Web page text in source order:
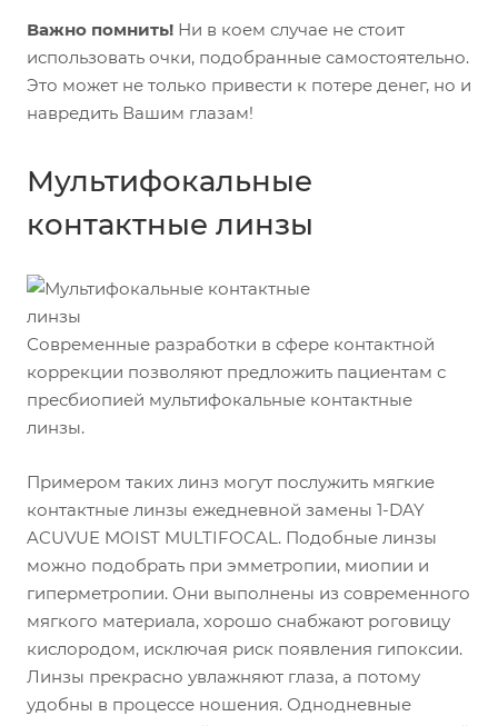
Важно помнить! Ни в коем случае не стоит
использовать очки, подобранные самостоятельно.
Это может не только привести к потере денег, но и
навредить Вашим глазам!
Мультифокальные
контактные линзы
Современные разработки в сфере контактной
коррекции позволяют предложить пациентам с
пресбиопией мультифокальные контактные
линзы.
Примером таких линз могут послужить мягкие
контактные линзы ежедневной замены 1-DAY
ACUVUE MOIST MULTIFOCAL. Подобные линзы
можно подобрать при эмметропии, миопии и
гиперметропии. Они выполнены из современного
мягкого материала, хорошо снабжают роговицу
кислородом, исключая риск появления гипоксии.
Линзы прекрасно увлажняют глаза, а потому
удобны в процессе ношения. Однодневные